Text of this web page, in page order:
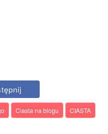
Ciasta na blogu CIASTA